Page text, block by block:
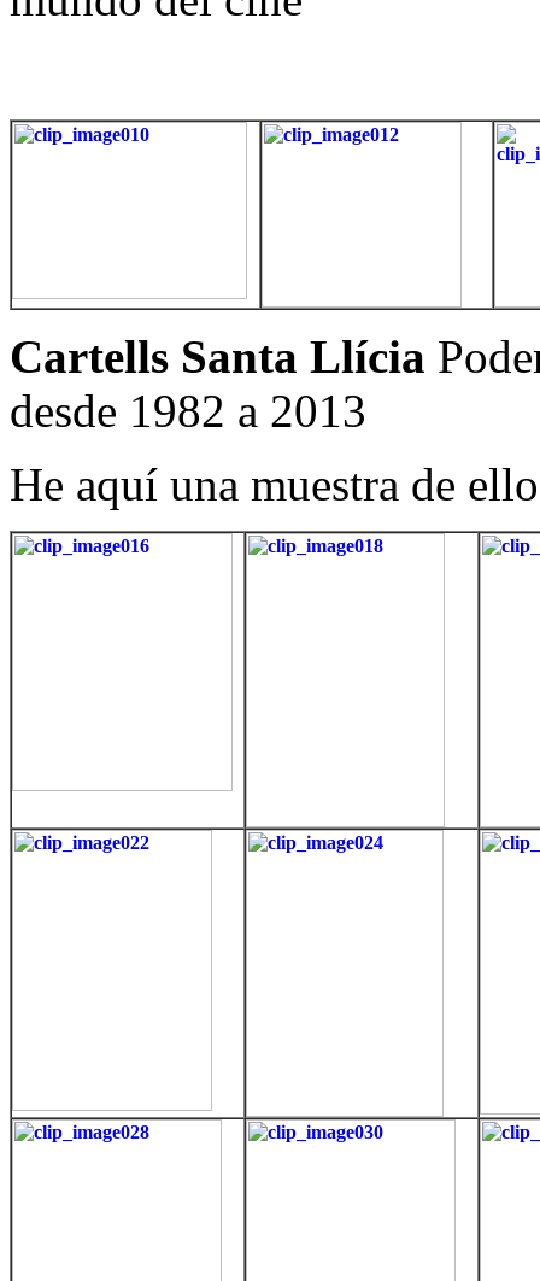
Cartells Santa Llícia
desde 1982 a 2013
He aquí una muestra de